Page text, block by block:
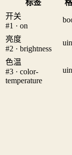
标签
开关
#1 · on
亮度
#2 · brightness
色温
#3 · color-
temperature